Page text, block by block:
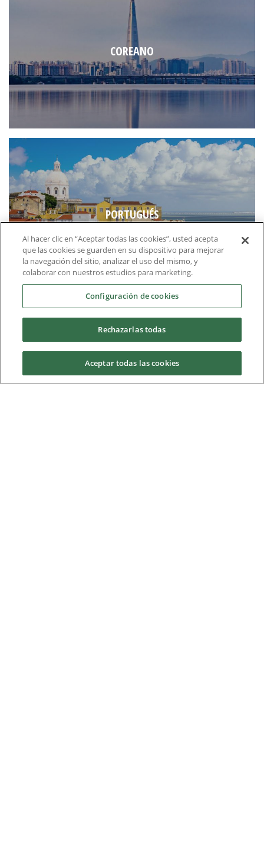
COREANO
PORTUGUÉS
ITALIANO
Al hacer clic en “Aceptar todas las cookies”, usted acepta
que las cookies se guarden en su dispositivo para mejorar
la navegación del sitio, analizar el uso del mismo, y
colaborar con nuestros estudios para marketing.
Configuración de cookies
Rechazarlas todas
Aceptar todas las cookies